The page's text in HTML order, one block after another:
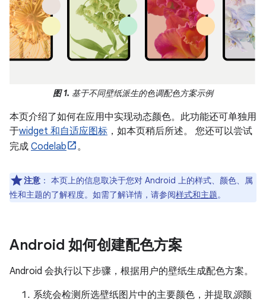
图 1. 基于不同壁纸派生的色调配色方案示例
本页介绍了如何在应用中实现动态颜色。此功能还可单独用
于widget 和自适应图标 ，如本页稍后所述。 您还可以尝试
完成 Codelab 。
注意 ： 本页上的信息取决于您对 Android 上的样式、颜色、属
性和主题的了解程度。如需了解详情，请参阅样式和主题。
Android 如何创建配色方案
Android 会执行以下步骤，根据用户的壁纸生成配色方案。
系统会检测所选壁纸图片中的主要颜色，并提取源颜